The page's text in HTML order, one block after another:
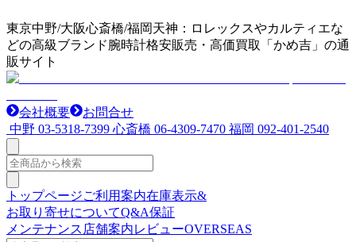
東京中野/大阪心斎橋/福岡天神：ロレックスやカルティエな
どの高級ブランド腕時計格安販売・高価買取「かめ吉」の通
販サイト
会社概要
お問合せ
中野 03-5318-7399 心斎橋 06-4309-7470 福岡 092-401-2540
トップページご利用案内在庫表示&
お取り寄せについてQ&A保証
メンテナンス 店舗案内レビューOVERSEAS